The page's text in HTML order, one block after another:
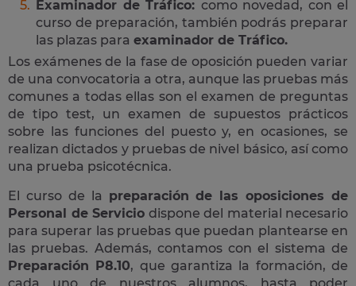
Examinador de Tráfico: como novedad, con el
curso de preparación, también podrás preparar
las plazas para examinador de Tráfico.
Los exámenes de la fase de oposición pueden variar
de una convocatoria a otra, aunque las pruebas más
comunes a todas ellas son el examen de preguntas
de tipo test, un examen de supuestos prácticos
sobre las funciones del puesto y, en ocasiones, se
realizan dictados y pruebas de nivel básico, así como
una prueba psicotécnica.
El curso de la preparación de las oposiciones de
Personal de Servicio dispone del material necesario
para superar las pruebas que puedan plantearse en
las pruebas. Además, contamos con el sistema de
Preparación P8.10, que garantiza la formación, de